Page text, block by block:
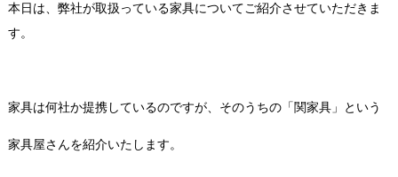
本日は、弊社が取扱っている家具についてご紹介させていただきま
す。
家具は何社か提携しているのですが、そのうちの「関家具」という
家具屋さんを紹介いたします。